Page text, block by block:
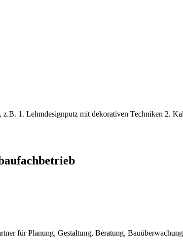
1. Lehmdesignputz mit dekorativen Techniken 2.
für Planung, Gestaltung, Beratung,